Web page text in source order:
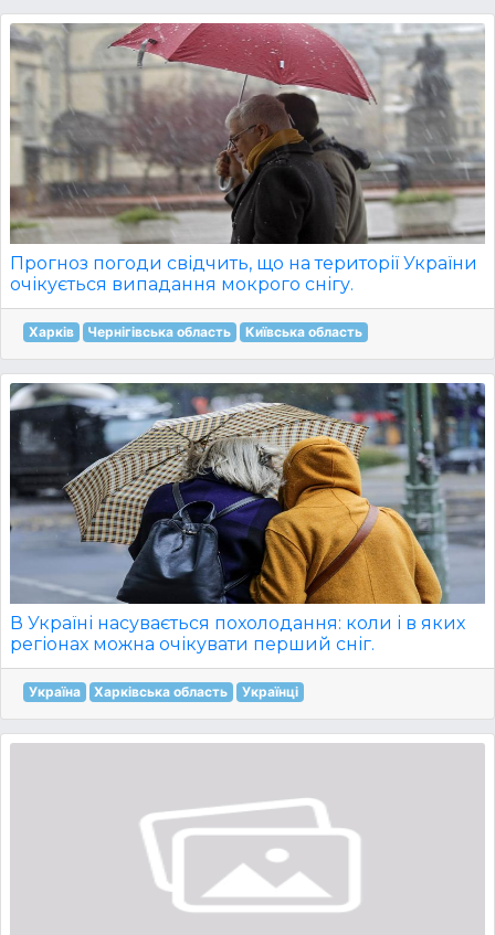
Прогноз погоди свідчить, що на території України
очікується випадання мокрого снігу.
Харків Чернігівська область Київська область
В Україні насувається похолодання: коли і в яких
регіонах можна очікувати перший сніг.
Україна Харківська область Українці